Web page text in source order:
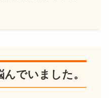
でいました。